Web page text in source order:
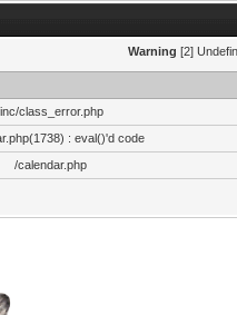
Warning [2]
class_error.php
: eval()'d code
/calendar.php